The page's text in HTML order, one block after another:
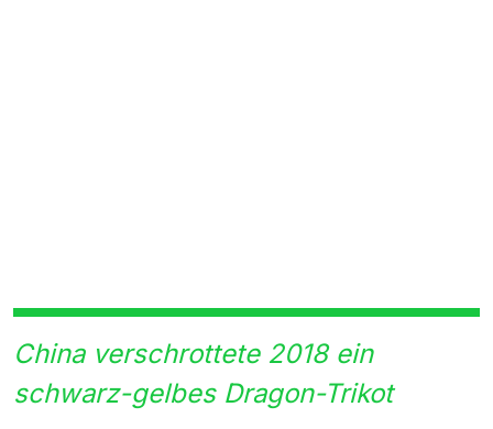
China verschrottete 2018 ein
schwarz-gelbes Dragon-Trikot